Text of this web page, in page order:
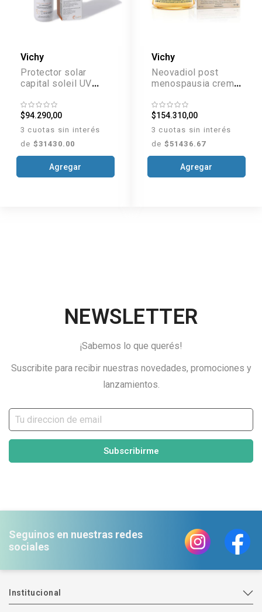
Vichy
Protector solar
capital soleil UV
$94.290,00
3 cuotas sin interés
de $31430.00
Agregar
Vichy
Neovadiol post
menospausia crema
$154.310,00
3 cuotas sin interés
de $51436.67
Agregar
NEWSLETTER
¡Sabemos lo que querés!
Suscribite para recibir nuestras novedades, promociones y
lanzamientos.
Subscribirme
Seguinos en nuestras redes
sociales
Institucional